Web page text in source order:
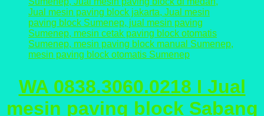
WA 0838.3060.0218 I Jual
mesin paving block Sabang